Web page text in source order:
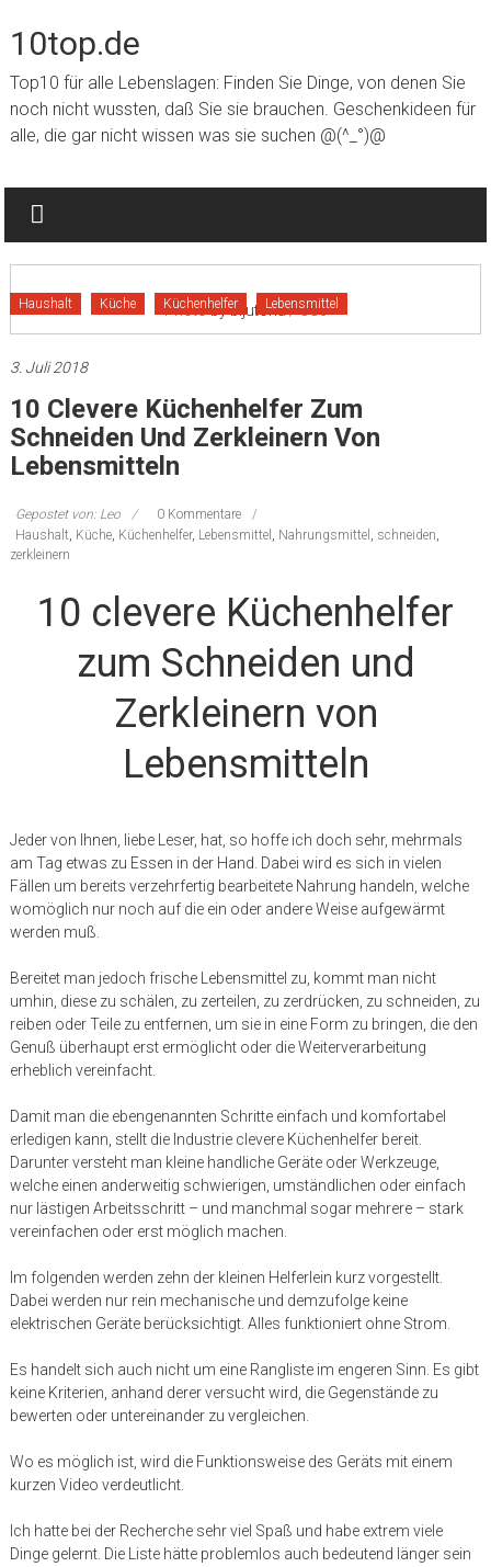
10top.de
Top10 für alle Lebenslagen: Finden Sie Dinge, von denen Sie
noch nicht wussten, daß Sie sie brauchen. Geschenkideen für
alle, die gar nicht wissen was sie suchen @(^_°)@
Photoby bijutoha /CC0
Haushalt Küche Küchenhelfer Lebensmittel
3. Juli 2018
10 Clevere Küchenhelfer Zum
Schneiden Und Zerkleinern Von
Lebensmitteln
Gepostet von: Leo
0 Kommentare
Haushalt, Küche, Küchenhelfer, Lebensmittel , Nahrungsmittel , schneiden,
zerkleinern
10 clevere Küchenhelfer
zum Schneiden und
Zerkleinern von
Lebensmitteln
Jeder von Ihnen, liebe Leser, hat, so hoffe ich doch sehr, mehrmals
am Tag etwas zu Essen in der Hand. Dabei wird es sich in vielen
Fällen um bereits verzehrfertig bearbeitete Nahrung handeln, welche
womöglich nur noch auf die ein oder andere Weise aufgewärmt
werden muß.
Bereitet man jedoch frische Lebensmittel zu, kommt man nicht
umhin, diese zu schälen, zu zerteilen, zu zerdrücken, zu schneiden, zu
reiben oder Teile zu entfernen, um sie in eine Form zu bringen, die den
Genuß überhaupt erst ermöglicht oder die Weiterverarbeitung
erheblich vereinfacht.
Damit man die ebengenannten Schritte einfach und komfortabel
erledigen kann, stellt die Industrie clevere Küchenhelfer bereit.
Darunter versteht man kleine handliche Geräte oder Werkzeuge,
welche einen anderweitig schwierigen, umständlichen oder einfach
nur lästigen Arbeitsschritt – und manchmal sogar mehrere – stark
vereinfachen oder erst möglich machen.
Im folgenden werden zehn der kleinen Helferlein kurz vorgestellt.
Dabei werden nur rein mechanische und demzufolge keine
elektrischen Geräte berücksichtigt. Alles funktioniert ohne Strom.
Es handelt sich auch nicht um eine Rangliste im engeren Sinn. Es gibt
keine Kriterien, anhand derer versucht wird, die Gegenstände zu
bewerten oder untereinander zu vergleichen.
Wo es möglich ist, wird die Funktionsweise des Geräts mit einem
kurzen Video verdeutlicht.
Ich hatte bei der Recherche sehr viel Spaß und habe extrem viele
Dinge gelernt. Die Liste hätte problemlos auch bedeutend länger sein